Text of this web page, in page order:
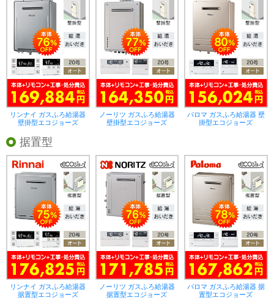
リンナイ ガスふろ給湯器
壁掛型エコジョーズ
ノーリツ ガスふろ給湯器
壁掛型エコジョーズ
パロマ ガスふろ給湯器 壁
掛型エコジョーズ
据置型
リンナイ ガスふろ給湯器
据置型エコジョーズ
ノーリツ ガスふろ給湯器
据置型エコジョーズ
パロマ ガスふろ給湯器 据
置型エコジョーズ